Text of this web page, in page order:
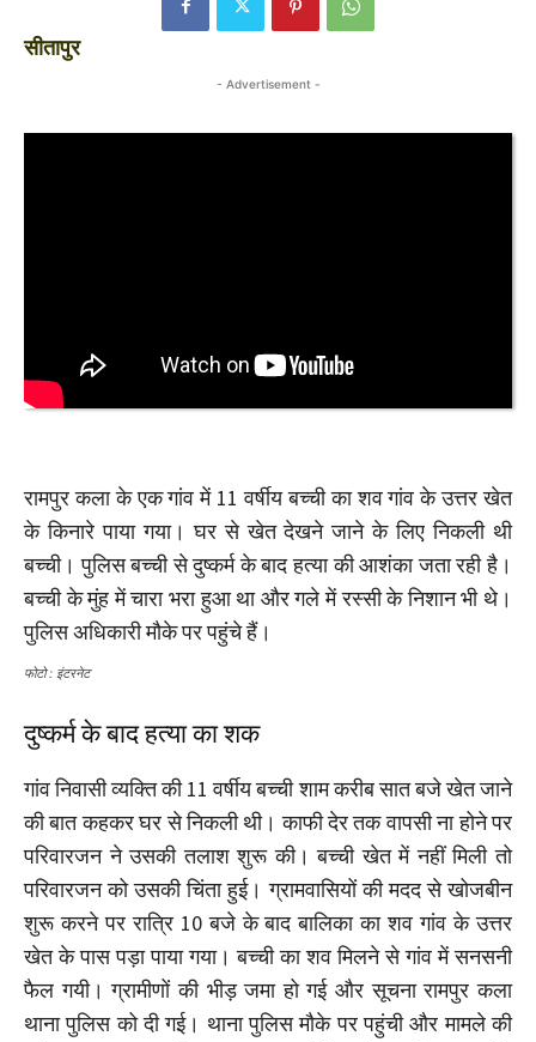
सीतापुर
- Advertisement -
रामपुर कला के एक गांव में 11 वर्षीय बच्ची का शव गांव के उत्तर खेत
के किनारे पाया गया। घर से खेत देखने जाने के लिए निकली थी
बच्ची। पुलिस बच्ची से दुष्कर्म के बाद हत्या की आशंका जता रही है।
बच्ची के मुंह में चारा भरा हुआ था और गले में रस्‍सी के निशान भी थे।
पुलिस अधिकारी मौके पर पहुंचे हैं।
फोटो : इंटरनेट
दुष्कर्म के बाद हत्या का शक
गांव निवासी व्यक्ति की 11 वर्षीय बच्ची शाम करीब सात बजे खेत जाने
की बात कहकर घर से निकली थी। काफी देर तक वापसी ना होने पर
परिवारजन ने उसकी तलाश शुरू की। बच्ची खेत में नहीं मिली तो
परिवारजन को उसकी चिंता हुई। ग्रामवासियों की मदद से खोजबीन
शुरू करने पर रात्रि 10 बजे के बाद बालिका का शव गांव के उत्तर
खेत के पास पड़ा पाया गया। बच्ची का शव मिलने से गांव में सनसनी
फैल गयी। ग्रामीणों की भीड़ जमा हो गई और सूचना रामपुर कला
थाना पुलिस को दी गई। थाना पुलिस मौके पर पहुंची और मामले की